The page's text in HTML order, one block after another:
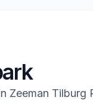
Zeeman Tilburg